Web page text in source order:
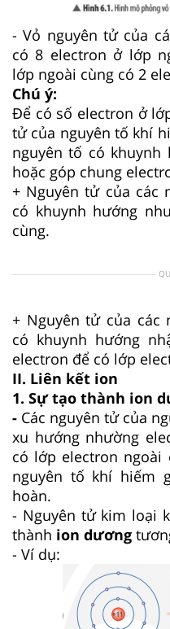
- Vỏ nguyên tử của
có 8 electron ở lớp
lớp ngoài cùng có 2
Chú ý:
Để có số electron ở
tử của nguyên tố khí
nguyên tố có khuynh
hoặc góp chung
+ Nguyên tử của các
có khuynh hướng
cùng.
+ Nguyên tử của
có khuynh hướng
electron để có lớp
II. Liên kết ion
1. Sự tạo thành ion
- Các nguyên tử của
xu hướng nhường
có lớp electron ngoài
nguyên tố khí hiếm
hoàn.
- Nguyên tử kim loại
thành ion dương
- Ví dụ: